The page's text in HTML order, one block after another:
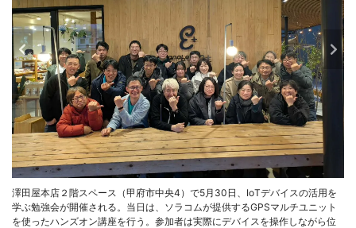
澤田屋本店２階スペース（甲府市中央4）で5月30日、IoTデバイスの活用を
学ぶ勉強会が開催される。当日は、ソラコムが提供するGPSマルチユニット
を使ったハンズオン講座を行う。参加者は実際にデバイスを操作しながら位